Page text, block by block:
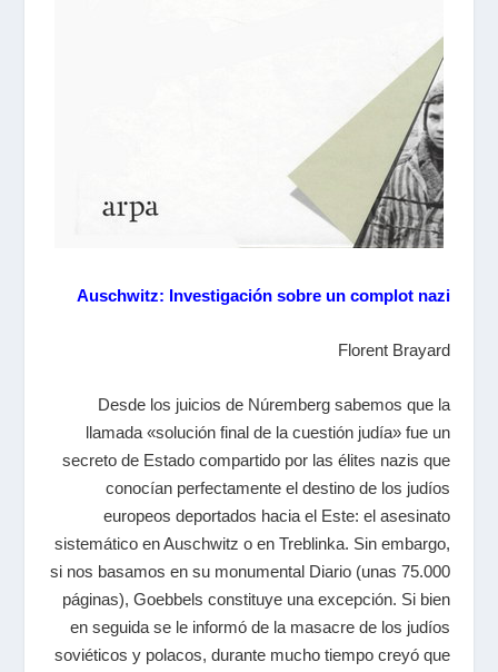
Auschwitz: Investigación sobre un complot nazi
Florent Brayard
Desde los juicios de Núremberg sabemos que la
llamada «solución final de la cuestión judía» fue un
secreto de Estado compartido por las élites nazis que
conocían perfectamente el destino de los judíos
europeos deportados hacia el Este: el asesinato
sistemático en Auschwitz o en Treblinka. Sin embargo,
si nos basamos en su monumental Diario (unas 75.000
páginas), Goebbels constituye una excepción. Si bien
en seguida se le informó de la masacre de los judíos
soviéticos y polacos, durante mucho tiempo creyó que